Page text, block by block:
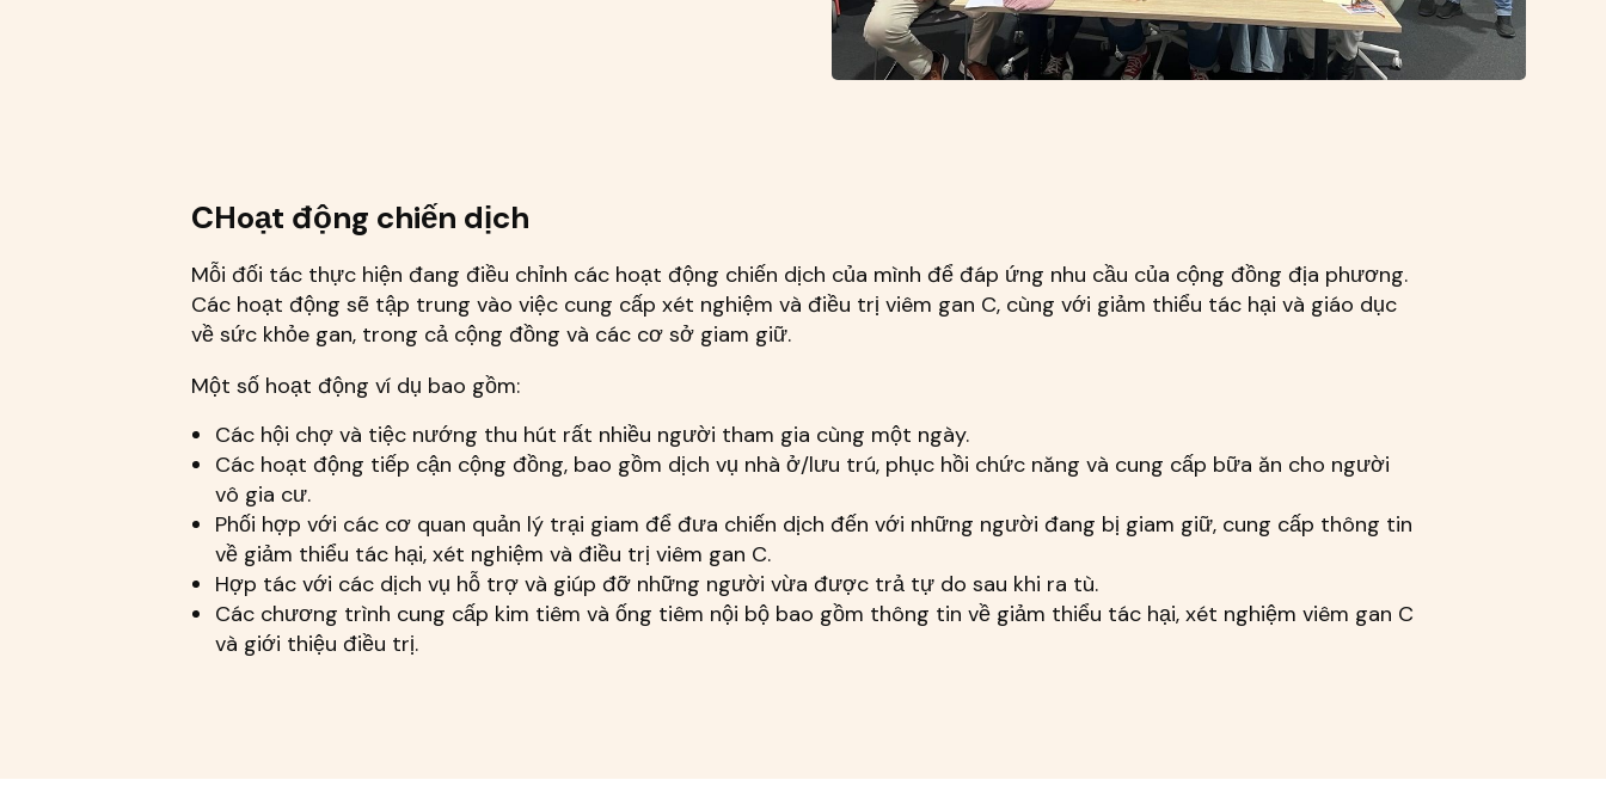
CHoạt động chiến dịch
Mỗi đối tác thực hiện đang điều chỉnh các hoạt động chiến dịch của mình để đáp ứng nhu cầu của cộng đồng địa phương.
Các hoạt động sẽ tập trung vào việc cung cấp xét nghiệm và điều trị viêm gan C, cùng với giảm thiểu tác hại và giáo dục
về sức khỏe gan, trong cả cộng đồng và các cơ sở giam giữ.
Một số hoạt động ví dụ bao gồm:
Các hội chợ và tiệc nướng thu hút rất nhiều người tham gia cùng một ngày.
Các hoạt động tiếp cận cộng đồng, bao gồm dịch vụ nhà ở/lưu trú, phục hồi chức năng và cung cấp bữa ăn cho người
vô gia cư.
Phối hợp với các cơ quan quản lý trại giam để đưa chiến dịch đến với những người đang bị giam giữ, cung cấp thông tin
về giảm thiểu tác hại, xét nghiệm và điều trị viêm gan C.
Hợp tác với các dịch vụ hỗ trợ và giúp đỡ những người vừa được trả tự do sau khi ra tù.
Các chương trình cung cấp kim tiêm và ống tiêm nội bộ bao gồm thông tin về giảm thiểu tác hại, xét nghiệm viêm gan C
và giới thiệu điều trị.